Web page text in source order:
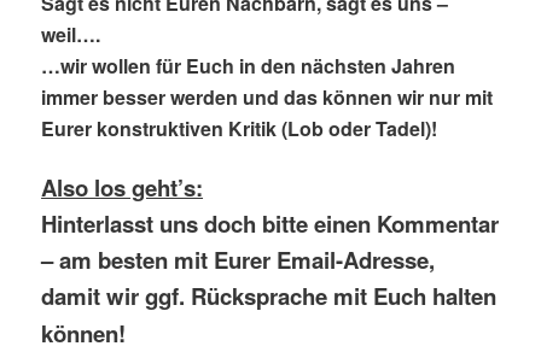
weil….
…wir wollen für Euch in den nächsten Jahren
immer besser werden und das könnenwir nur mit
Eurer konstruktiven Kritik (Lob oder Tadel)!
Also los geht’s:
Hinterlasst uns doch bitte einen Kommentar
– am besten mit Eurer Email-Adresse,
damit wir ggf. Rücksprache mit Euch halten
können!